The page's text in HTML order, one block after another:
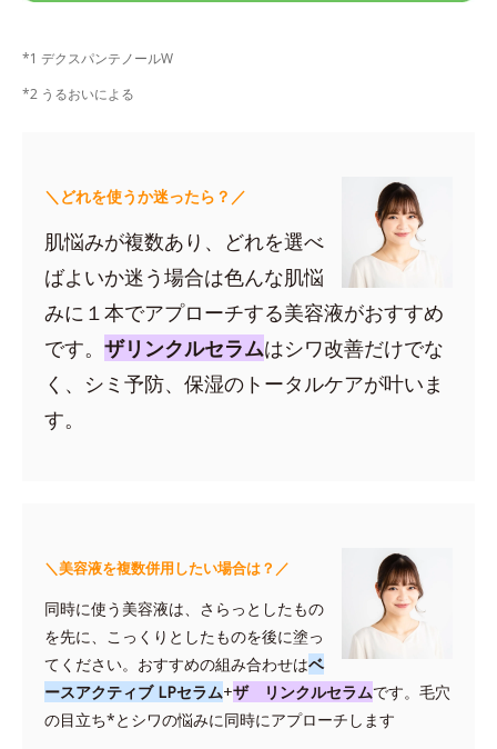
*1 デクスパンテノールW
*2 うるおいによる
＼どれを使うか迷ったら？／
肌悩みが複数あり、どれを選べ
ばよいか迷う場合は色んな肌悩
みに１本でアプローチする美容液がおすすめ
です。 ザリンクルセラムはシワ改善だけでな
く、シミ予防、保湿のトータルケアが叶いま
す。
＼美容液を複数併用したい場合は？／
同時に使う美容液は、さらっとしたもの
を先に、こっくりとしたものを後に塗っ
てください。おすすめの組み合わせはベ
ースアクティブ LPセラム+ザ リンクルセラムです。毛穴
の目立ち*とシワの悩みに同時にアプローチします